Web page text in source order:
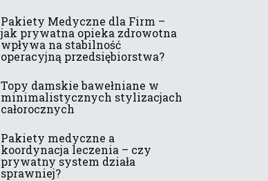
Pakiety Medyczne dla Firm –
jak prywatna opieka zdrowotna
wpływa na stabilność
operacyjną przedsiębiorstwa?
Topy damskie bawełniane w
minimalistycznych stylizacjach
całorocznych
Pakiety medyczne a
koordynacja leczenia – czy
prywatny system działa
sprawniej?